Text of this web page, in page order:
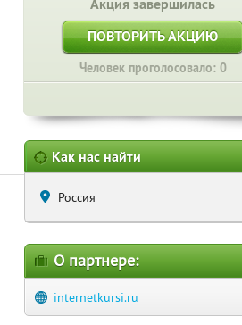
Акция завершилась
ПОВТОРИТЬ АКЦИЮ
Человек проголосовало: 0
Как нас найти
Россия
О партнере:
internetkursi.ru